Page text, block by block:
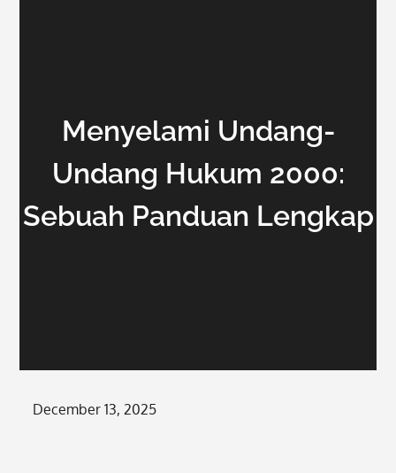
Menyelami Undang-
Undang Hukum 2000:
Sebuah Panduan Lengkap
Posted
December 13, 2025